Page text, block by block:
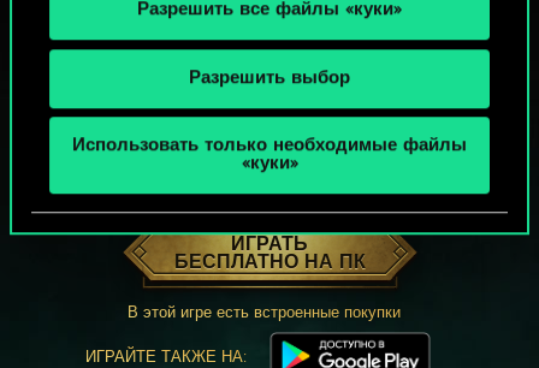
Разрешить все файлы «куки»
Разрешить выбор
Использовать только необходимые файлы
«куки»
МОЖЕТ ПАРТЕЕЧКУ В ГВИНТ?
ИГРАТЬ
БЕСПЛАТНО НА ПК
В этой игре есть встроенные покупки
ИГРАЙТЕ ТАКЖЕ НА: